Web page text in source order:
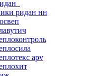
ридан нн
apv